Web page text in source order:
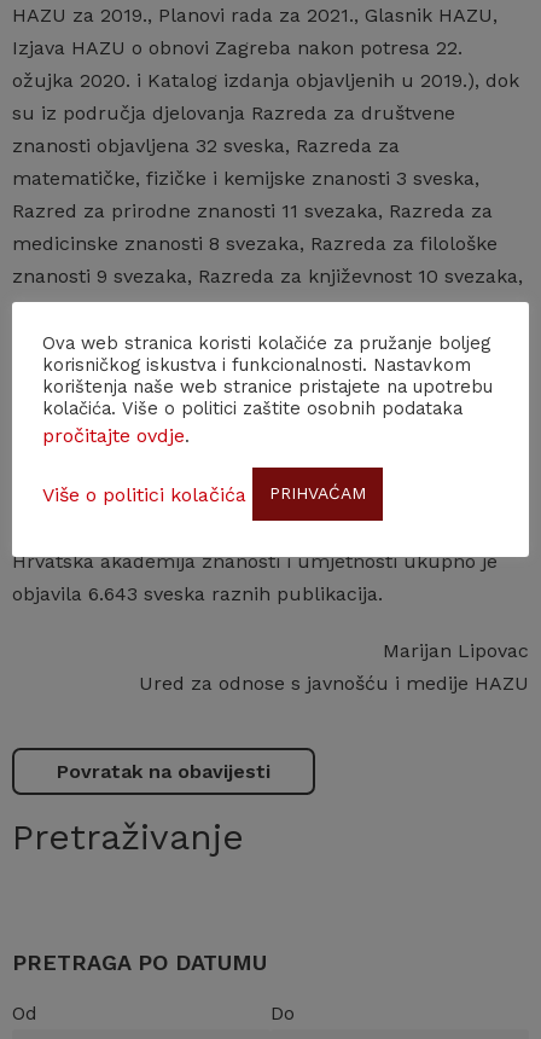
HAZU za 2019., Planovi rada za 2021., Glasnik HAZU,
Izjava HAZU o obnovi Zagreba nakon potresa 22.
ožujka 2020. i Katalog izdanja objavljenih u 2019.), dok
su iz područja djelovanja Razreda za društvene
znanosti objavljena 32 sveska, Razreda za
matematičke, fizičke i kemijske znanosti 3 sveska,
Razred za prirodne znanosti 11 svezaka, Razreda za
medicinske znanosti 8 svezaka, Razreda za filološke
znanosti 9 svezaka, Razreda za književnost 10 svezaka,
Razreda za likovne umjetnosti 12 svezaka, Razreda za
glazbenu umjetnost i muzikologiju 3 sveska, dok je s
područja djelovanja Razreda za tehničke znanosti
objavljeno 7 svezaka publikacija.
Uz tiskana izdanja objavljena su i 2 izdanja u
digitalnom obliku na mrežnim stranicama HAZU.
Hrvatska akademija znanosti i umjetnosti ukupno je
objavila 6.643 sveska raznih publikacija.
Marijan Lipovac
Ured za odnose s javnošću i medije HAZU
Povratak na obavijesti
Pretraživanje
PRETRAGA PO DATUMU
Od Do
Ova web stranica koristi kolačiće za pružanje boljeg
korisničkog iskustva i funkcionalnosti. Nastavkom
korištenja naše web stranice pristajete na upotrebu
kolačića. Više o politici zaštite osobnih podataka
pročitajte ovdje.
Više o politici kolačića PRIHVAĆAM